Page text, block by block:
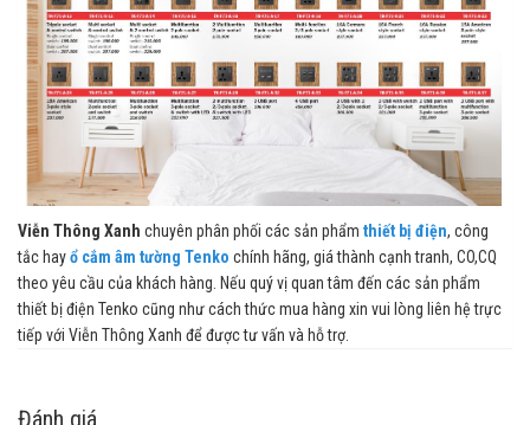
Viễn Thông Xanh chuyên phân phối các sản phẩm thiết bị điện, công
tắc hayổ cắm âm tường Tenko chính hãng, giá thành cạnh tranh, CO,CQ
theo yêu cầu của khách hàng. Nếu quý vị quan tâm đến các sản phẩm
thiết bị điện Tenko cũng như cách thức mua hàng xin vui lòng liên hệ trực
tiếp với Viễn Thông Xanh để được tư vấn và hỗ trợ.